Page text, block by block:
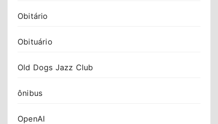
Obitário
Obituário
Old Dogs Jazz Club
ônibus
OpenAI